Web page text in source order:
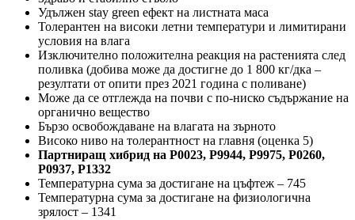
Удължен stay green ефект на листната маса
Толерантен на високи летни температури и лимитирани
условия на влага
Изключително положителна реакция на растенията след
поливка (добива може да достигне до 1 800 кг/дка –
резултати от опити през 2021 година с поливане)
Може да се отглежда на почви с по-ниско съдържание на
органично вещество
Бързо освобождаване на влагата на зърното
Високо ниво на толерантност на главня (оценка 5)
Партниращ хибрид на Р0023, Р9944, Р9975, Р0260,
Р0937, Р1332
Температурна сума за достигане на цъфтеж – 745
Температурна сума за достигане на физиологична
зрялост – 1341